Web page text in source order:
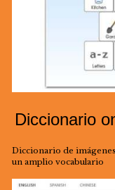
Diccionario
Diccionario de
un amplio vocabulario